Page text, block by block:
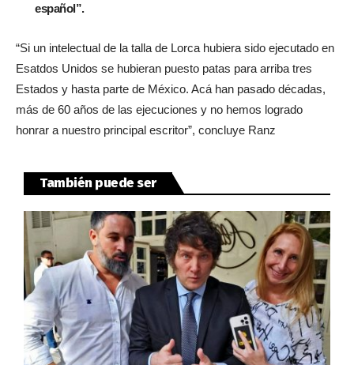
español”.
“Si un intelectual de la talla de Lorca hubiera sido ejecutado en
Esatdos Unidos se hubieran puesto patas para arriba tres
Estados y hasta parte de México. Acá han pasado décadas,
más de 60 años de las ejecuciones y no hemos logrado
honrar a nuestro principal escritor”, concluye Ranz
También puede ser